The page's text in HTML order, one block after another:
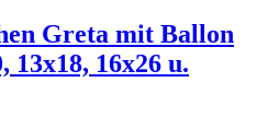
Greta mit Ballon
13x18, 16x26 u.